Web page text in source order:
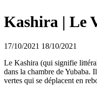
Kashira | Le
17/10/2021 18/10/2021
Le Kashira (qui signifie
dans la chambre de Yubaba.
vertes qui se déplacent en